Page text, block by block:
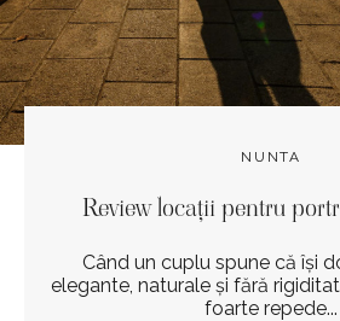
NUNTA
Review locații pentru
Când un cuplu spune că își
elegante, naturale și fără
foarte repede...